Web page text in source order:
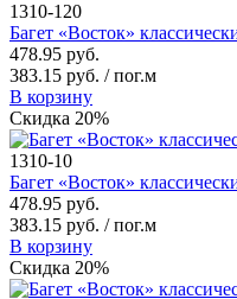
1310-120
Багет «Восток»
478.95 руб.
383.15 руб. / пог.м
В корзину
Скидка 20%
1310-10
Багет «Восток»
478.95 руб.
383.15 руб. / пог.м
В корзину
Скидка 20%